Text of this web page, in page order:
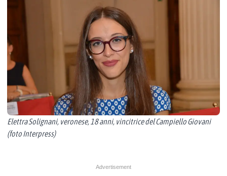
Elettra Solignani, veronese, 18 anni, vincitrice del Campiello Giovani
(foto Interpress)